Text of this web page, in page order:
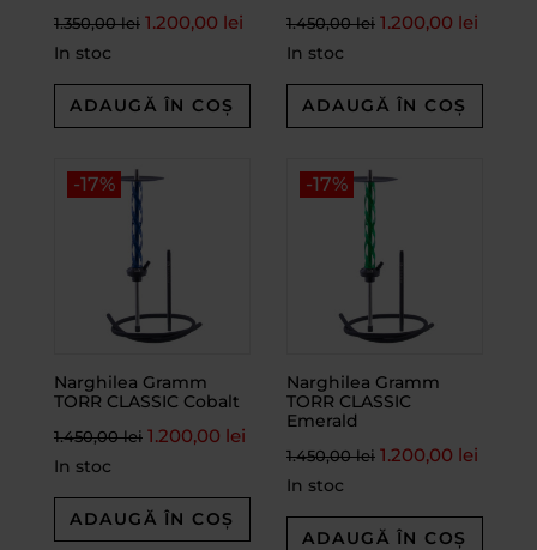
1.350,00lei 1.200,00 lei
In stoc
ADAUGĂ ÎN COȘ
1.450,00lei 1.200,00 lei
In stoc
ADAUGĂ ÎN COȘ
-17%
Narghilea Gramm
TORR CLASSIC Cobalt
1.450,00lei 1.200,00 lei
In stoc
ADAUGĂ ÎN COȘ
-17%
Narghilea Gramm
TORR CLASSIC
Emerald
1.450,00lei 1.200,00 lei
In stoc
ADAUGĂ ÎN COȘ